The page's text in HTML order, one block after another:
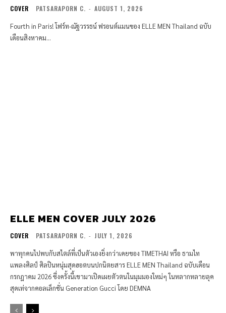
COVER PATSARAPORN C. - AUGUST 1, 2026
Fourth in Paris! โฟร์ท-ณัฐวรรธน์ ฟรอนต์แมนของ ELLE MEN Thailand ฉบับ
เดือนสิงหาคม...
ELLE MEN COVER JULY 2026
COVER PATSARAPORN C. - JULY 1, 2026
พาทุกคนไปพบกับสไตล์ที่เป็นตัวเองยิ่งกว่าเคยของ TIMETHAI หรือ ธามไท
แพลงศิลป์ ศิลปินหนุ่มสุดฮอตบนปกนิตยสาร ELLE MEN Thailand ฉบับเดือน
กรกฎาคม 2026 ซึ่งครั้งนี้เขามาเปิดเผยตัวตนในมุมมองใหม่ๆ ในหลากหลายลุค
สุดเท่จากคอลเล็กชั่น Generation Gucci โดย DEMNA